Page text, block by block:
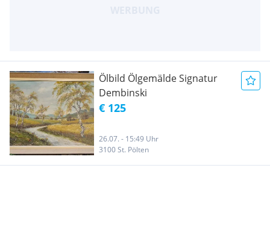
Ölbild Ölgemälde Signatur
Dembinski
€ 125
26.07. - 15:49 Uhr
3100 St. Pölten